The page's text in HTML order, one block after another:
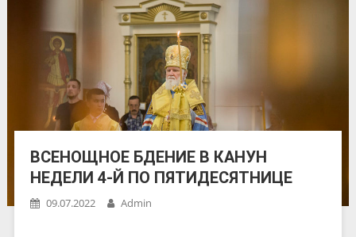
ВСЕНОЩНОЕ БДЕНИЕ В КАНУН
НЕДЕЛИ 4-Й ПО ПЯТИДЕСЯТНИЦЕ
09.07.2022 Admin